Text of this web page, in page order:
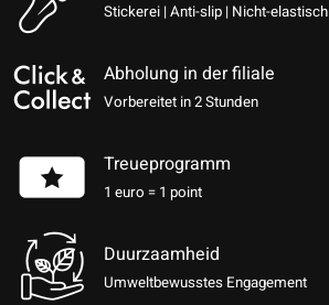
Stickerei | Anti-slip | Nicht-elastisch
Abholung in der filiale
Vorbereitet in 2 Stunden
Treueprogramm
1 euro = 1 point
Duurzaamheid
Umweltbewusstes Engagement